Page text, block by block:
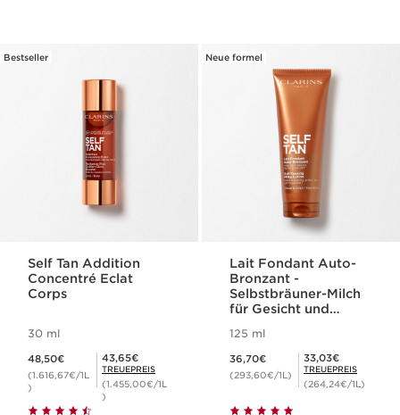
Bestseller
Self Tan Addition
Concentré Eclat
Corps
30 ml
48,50€
(1.616,67€/1L
)
Mitgliederpreis 43,65€
43,65€
TREUEPREIS
(1.455,00€/1L
)
Neue formel
Lait Fondant Auto-
Bronzant -
Selbstbräuner-Milch
für Gesicht und
125 ml
36,70€
(293,60€/1L)
Mitgliederpreis 33,03€
33,03€
TREUEPREIS
(264,24€/1L)